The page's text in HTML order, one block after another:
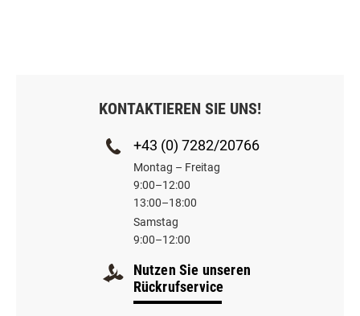
KONTAKTIEREN SIE UNS!
+43 (0) 7282/20766
Montag – Freitag
9:00–12:00
13:00–18:00
Samstag
9:00–12:00
Nutzen Sie unseren
Rückrufservice